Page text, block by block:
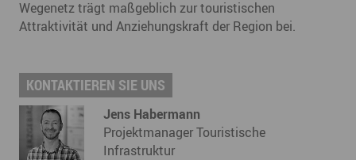
Wegenetz trägt maßgeblich zur touristischen
Attraktivität und Anziehungskraft der Region bei.
KONTAKTIEREN SIE UNS
Jens Habermann
Projektmanager Touristische
Infrastruktur